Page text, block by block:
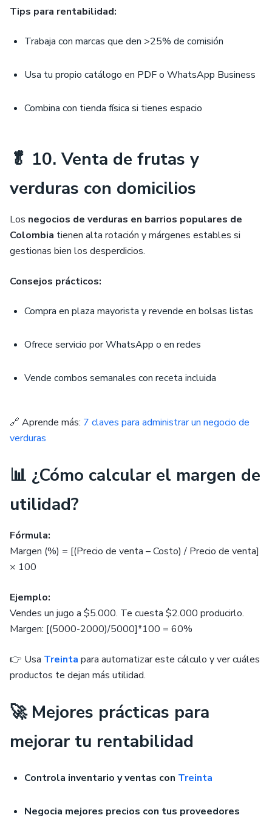
Tips para rentabilidad:
Trabaja con marcas que den >25% de comisión
Usa tu propio catálogo en PDF o WhatsApp Business
Combina con tienda física si tienes espacio
🥬 10. Venta de frutas y
verduras con domicilios
Los negocios de verduras en barrios populares de
Colombia tienen alta rotación y márgenes estables si
gestionas bien los desperdicios.
Consejos prácticos:
Compra en plaza mayorista y revende en bolsas listas
Ofrece servicio por WhatsApp o en redes
Vende combos semanales con receta incluida
🔗 Aprende más: 7 claves para administrar un negocio de
verduras
📊 ¿Cómo calcular el margen de
utilidad?
Fórmula:
Margen (%) = [(Precio de venta – Costo) / Precio de venta]
× 100
Ejemplo:
Vendes un jugo a $5.000. Te cuesta $2.000 producirlo.
Margen: [(5000-2000)/5000]*100 = 60%
👉 Usa Treinta para automatizar este cálculo y ver cuáles
productos te dejan más utilidad.
🚀 Mejores prácticas para
mejorar tu rentabilidad
Controla inventario y ventas con Treinta
Negocia mejores precios con tus proveedores